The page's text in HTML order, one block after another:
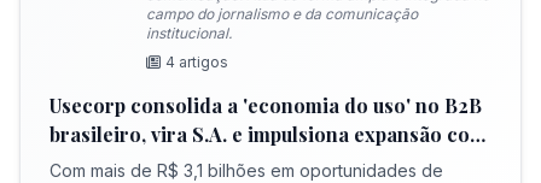
campo do jornalismo e da comunicação
institucional.
4 artigos
Usecorp consolida a 'economia do uso' no B2B
brasileiro, vira S.A. e impulsiona expansão com
novo fundo estruturado
Com mais de R$ 3,1 bilhões em oportunidades de